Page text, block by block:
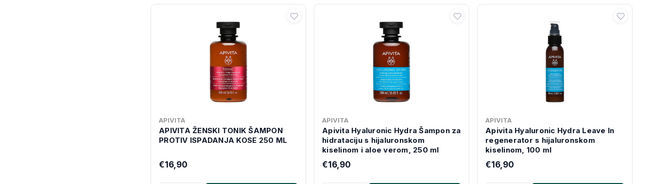
APIVITA
APIVITA ŽENSKI TONIK ŠAMPON
PROTIV ISPADANJA KOSE 250 ML
€16,90
APIVITA
Apivita Hyaluronic Hydra Šampon za
hidrataciju s hijaluronskom
kiselinom i aloe verom, 250 ml
€16,90
APIVITA
Apivita Hyaluronic Hydra Leave In
regenerator s hijaluronskom
kiselinom, 100 ml
€16,90